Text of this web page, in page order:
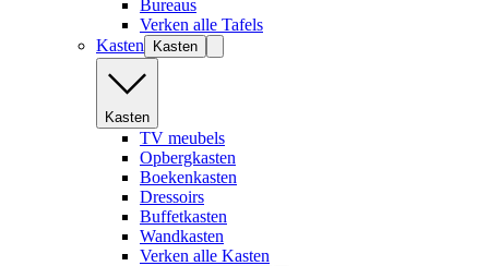
Bureaus
Verken alle Tafels
Kasten
Kasten
Kasten
TV meubels
Opbergkasten
Boekenkasten
Dressoirs
Buffetkasten
Wandkasten
Verken alle Kasten